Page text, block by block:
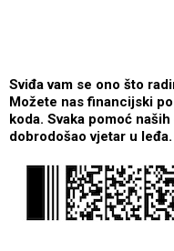
Sviđa vam se ono što
Možete nas financijski
koda. Svaka pomoć
dobrodošao vjetar u leđa.